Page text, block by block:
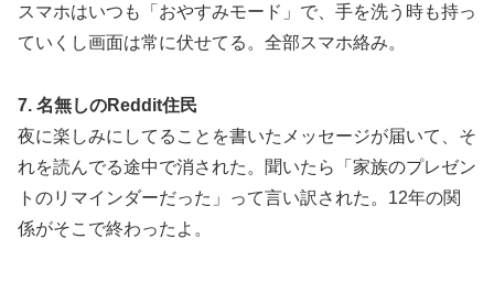
スマホはいつも「おやすみモード」で、手を洗う時も持っ
ていくし画面は常に伏せてる。全部スマホ絡み。
7. 名無しのReddit住民
夜に楽しみにしてることを書いたメッセージが届いて、そ
れを読んでる途中で消された。聞いたら「家族のプレゼン
トのリマインダーだった」って言い訳された。12年の関
係がそこで終わったよ。